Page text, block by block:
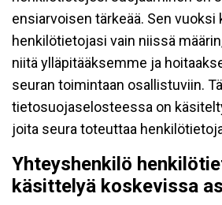
ensiarvoisen tärkeää. Sen vuoksi
henkilötietojasi vain niissä
niitä ylläpitääksemme ja
seuran toimintaan osallistuviin.
tietosuojaselosteessa on
joita seura toteuttaa
Yhteyshenkilö
käsittelyä koskevissa